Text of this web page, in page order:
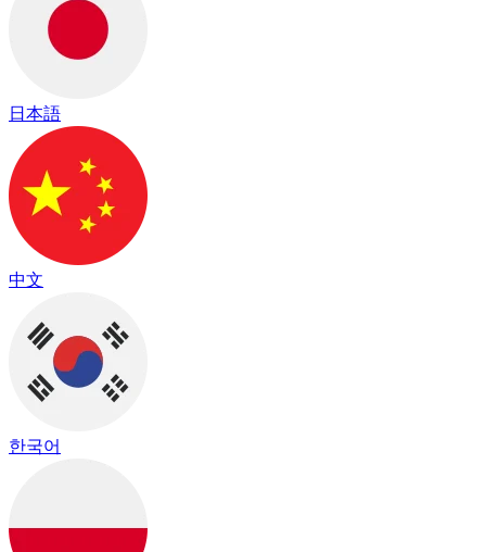
日本語
中文
한국어